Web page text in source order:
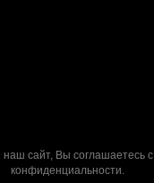
наш сайт, Вы соглашаетесь с
конфиденциальности.